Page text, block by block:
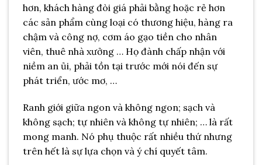
hơn, khách hàng đòi giá phải bằng hoặc rẻ hơn
các sản phẩm cùng loại có thương hiệu, hàng ra
chậm và công nợ, cơm áo gạo tiền cho nhân
viên, thuê nhà xưởng … Họ đành chấp nhận với
niềm an ủi, phải tồn tại trước mới nói đến sự
phát triển, ước mơ, …
Ranh giới giữa ngon và không ngon; sạch và
không sạch; tự nhiên và không tự nhiên; … là rất
mong manh. Nó phụ thuộc rất nhiều thứ nhưng
trên hết là sự lựa chọn và ý chí quyết tâm.